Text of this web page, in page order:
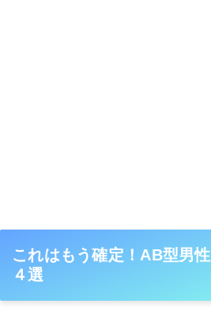
これはもう確定！AB型男
４選